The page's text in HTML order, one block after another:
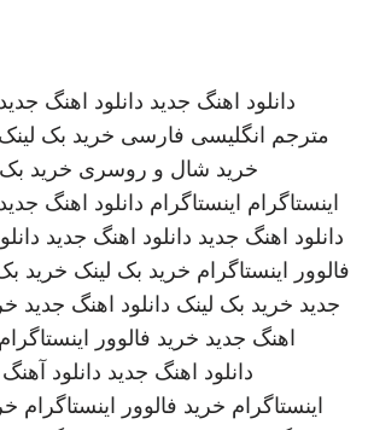
دانلود اهنگ جدید دانلود اهنگ جدید
مترجم انگلیسی فارسی خرید بک لینک
خرید شال و روسری خرید
اینستاگرام اینستاگرام دانلود اهنگ جدید
دانلود اهنگ جدید دانلود اهنگ جدید
فالوور اینستاگرام خرید بک لینک خرید
جدید خرید بک لینک دانلود اهنگ جدید
اهنگ جدید خرید فالوور اینستاگرام
دانلود اهنگ جدید دانلود
اینستاگرام خرید فالوور اینستاگرام